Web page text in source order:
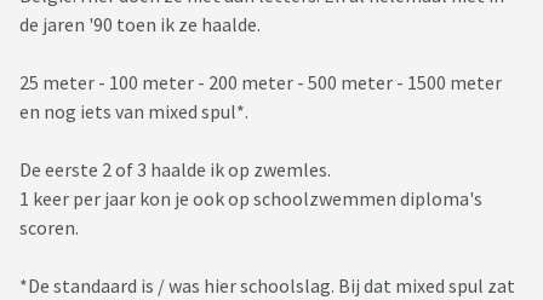
de jaren '90 toen ik ze haalde.
25 meter - 100 meter - 200 meter - 500 meter - 1500 meter
en nog iets van mixed spul*.
De eerste 2 of 3 haalde ik op zwemles.
1 keer per jaar kon je ook op schoolzwemmen diploma's
scoren.
*De standaard is / was hier schoolslag. Bij dat mixed spul zat